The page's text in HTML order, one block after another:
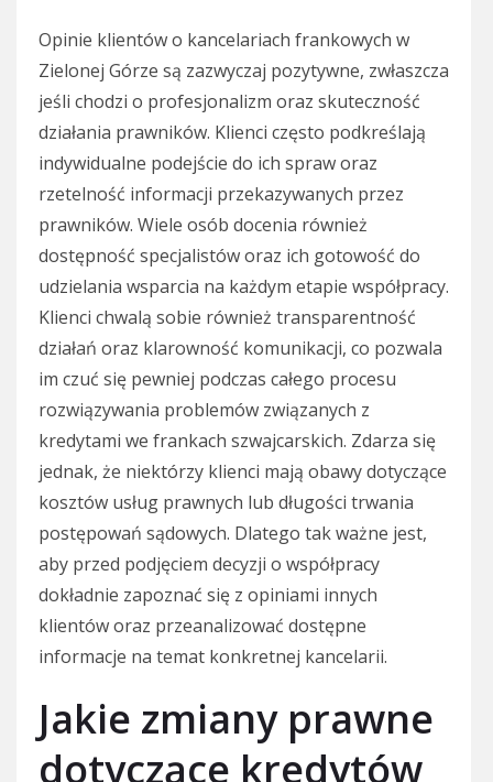
Opinie klientów o kancelariach frankowych w
Zielonej Górze są zazwyczaj pozytywne, zwłaszcza
jeśli chodzi o profesjonalizm oraz skuteczność
działania prawników. Klienci często podkreślają
indywidualne podejście do ich spraw oraz
rzetelność informacji przekazywanych przez
prawników. Wiele osób docenia również
dostępność specjalistów oraz ich gotowość do
udzielania wsparcia na każdym etapie współpracy.
Klienci chwalą sobie również transparentność
działań oraz klarowność komunikacji, co pozwala
im czuć się pewniej podczas całego procesu
rozwiązywania problemów związanych z
kredytami we frankach szwajcarskich. Zdarza się
jednak, że niektórzy klienci mają obawy dotyczące
kosztów usług prawnych lub długości trwania
postępowań sądowych. Dlatego tak ważne jest,
aby przed podjęciem decyzji o współpracy
dokładnie zapoznać się z opiniami innych
klientów oraz przeanalizować dostępne
informacje na temat konkretnej kancelarii.
Jakie zmiany prawne
dotyczące kredytów